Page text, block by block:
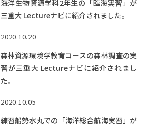
海洋生物資源学科2年生の「臨海実習」が
三重大 Lectureナビに紹介されました。
2020.10.20
森林資源環境学教育コースの森林調査の実
習が三重大 Lectureナビに紹介されまし
た。
2020.10.05
練習船勢水丸での「海洋総合航海実習」が